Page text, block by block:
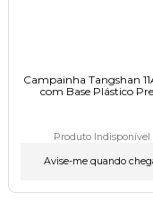
Campainha Tangshan
com Base Plástico
Produto Indisponível
Avise-me quando